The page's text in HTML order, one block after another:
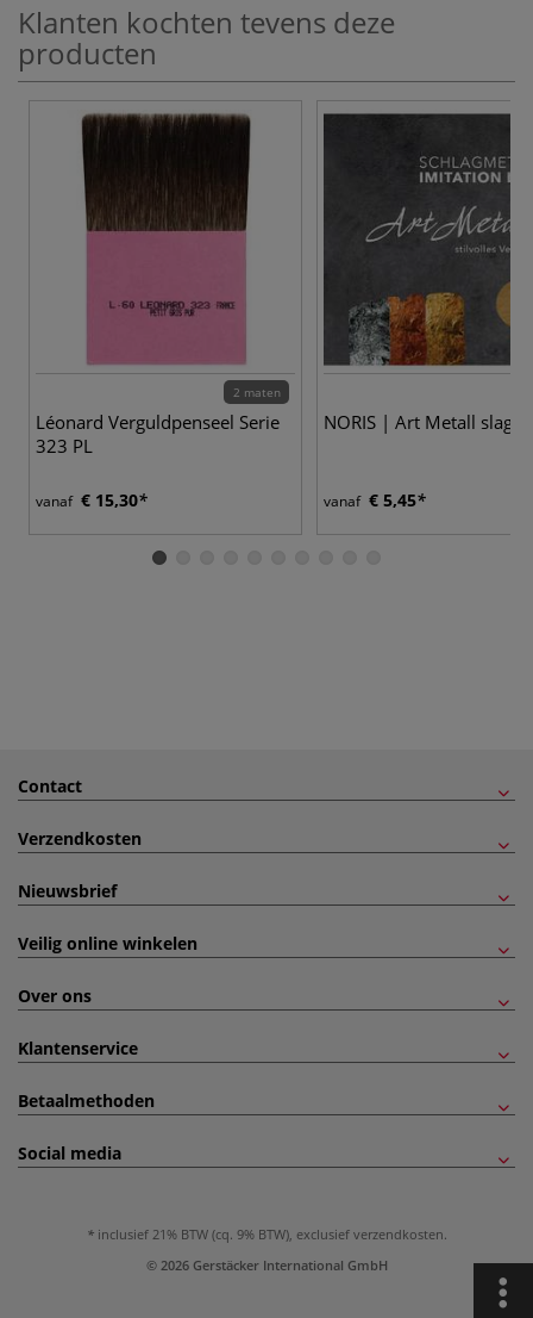
Klanten kochten tevens deze
producten
2 maten
Léonard Verguldpenseel Serie
323 PL
vanaf € 15,30
NORIS | Art Metall
vanaf € 5,45
Contact
Verzendkosten
Nieuwsbrief
Veilig online winkelen
Over ons
Klantenservice
Betaalmethoden
Social media
inclusief 21% BTW (cq. 9% BTW), exclusief verzendkosten.
© 2026 Gerstäcker International GmbH